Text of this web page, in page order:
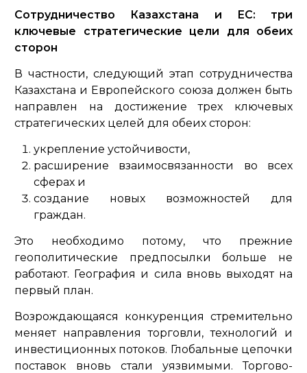
Сотрудничество Казахстана и ЕС: три
ключевые стратегические цели для обеих
сторон
В частности, следующий этап сотрудничества
Казахстана и Европейского союза должен быть
направлен на достижение трех ключевых
стратегических целей для обеих сторон:
укрепление устойчивости,
расширение взаимосвязанности во всех
сферах и
создание новых возможностей для
граждан.
Это необходимо потому, что прежние
геополитические предпосылки больше не
работают. География и сила вновь выходят на
первый план.
Возрождающаяся конкуренция стремительно
меняет направления торговли, технологий и
инвестиционных потоков. Глобальные цепочки
поставок вновь стали уязвимыми. Торгово-